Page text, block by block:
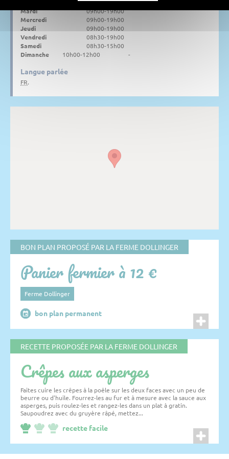
09h00-19h00
Mardi
09h00-19h00
Mercredi
09h00-19h00
Jeudi
09h00-19h00
Vendredi
08h30-19h00
Samedi
08h30-15h00
Dimanche
10h00-12h00 -
Langue parlée
FR.
BON PLAN PROPOSÉ PAR LA FERME DOLLINGER
Panier fermier à 12 €
Ferme Dollinger
bon plan permanent
RECETTE PROPOSÉE PAR LA FERME DOLLINGER
Crêpes aux asperges
Faites cuire les crêpes à la poêle sur les deux faces avec un peu de
beurre ou d'huile. Fourrez-les au fur et à mesure avec la sauce aux
asperges, puis roulez-les et rangez-les dans un plat à gratin.
Saupoudrez avec du gruyère râpé, mettez...
recette facile